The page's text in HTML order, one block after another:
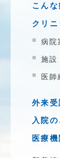
こん
クリ
病院
施設
医師
外来
入院
医療